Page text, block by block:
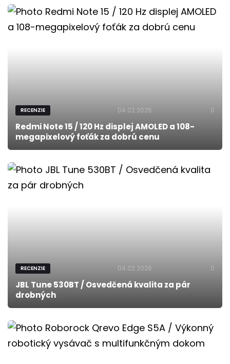
RECENZIE 04.02.2026 0
Redmi Note 15 / 120 Hz displej AMOLED a 108-
megapixelový foťák za dobrú cenu
RECENZIE 04.02.2026 0
JBL Tune 530BT / Osvedčená kvalita za pár
drobných